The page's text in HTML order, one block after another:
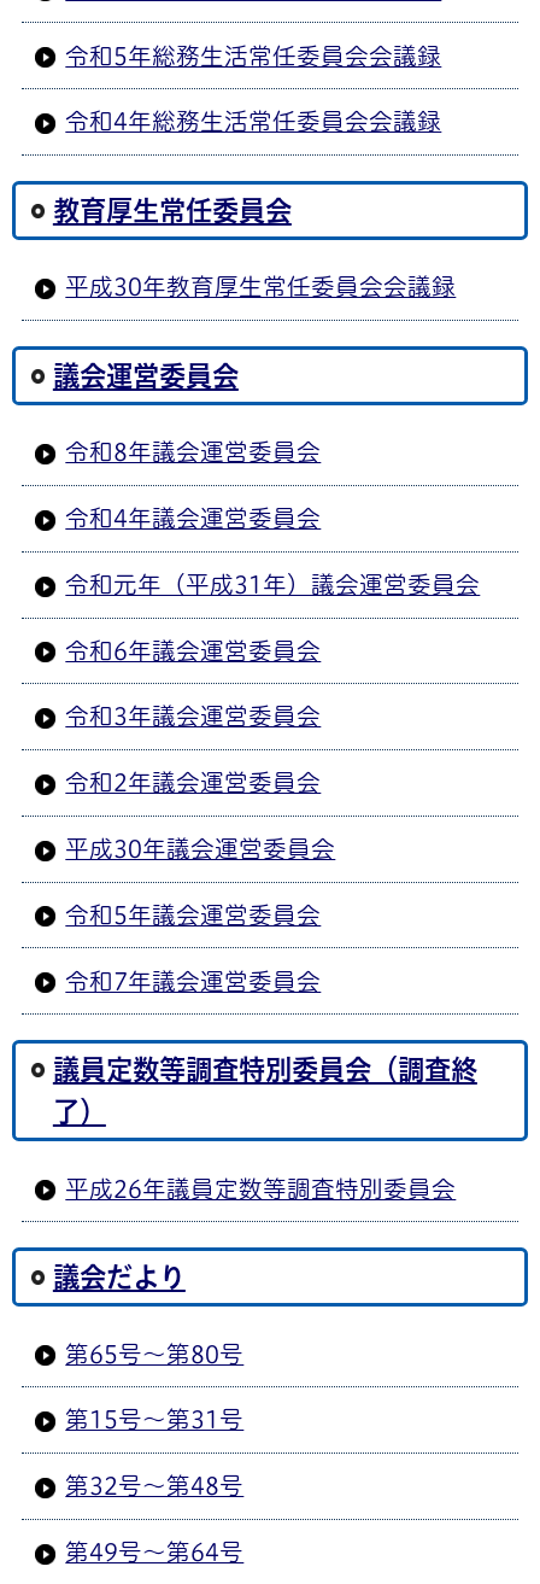
令和5年総務生活常任委員会会議録
令和4年総務生活常任委員会会議録
教育厚生常任委員会
平成30年教育厚生常任委員会会議録
議会運営委員会
令和8年議会運営委員会
令和4年議会運営委員会
令和元年（平成31年）議会運営委員会
令和6年議会運営委員会
令和3年議会運営委員会
令和2年議会運営委員会
平成30年議会運営委員会
令和5年議会運営委員会
令和7年議会運営委員会
議員定数等調査特別委員会（調査終
了）
平成26年議員定数等調査特別委員会
議会だより
第65号～第80号
第15号～第31号
第32号～第48号
第49号～第64号